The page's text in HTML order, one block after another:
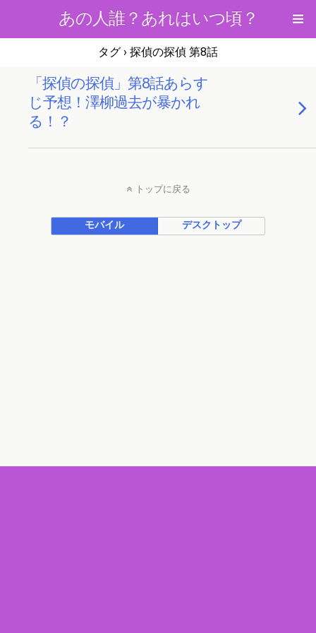
あの人誰？あれはいつ頃？
タグ › 探偵の探偵 第8話
「探偵の探偵」第8話あらす
じ予想！澤柳過去が暴かれ
る！？
トップに戻る
モバイル デスクトップ